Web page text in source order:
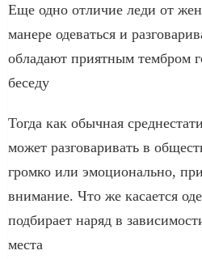
Еще одно отличие леди от
манере одеваться и
обладают приятным тембром
беседу
Тогда как обычная
может разговаривать в
громко или эмоционально,
внимание. Что же касается
подбирает наряд в
места